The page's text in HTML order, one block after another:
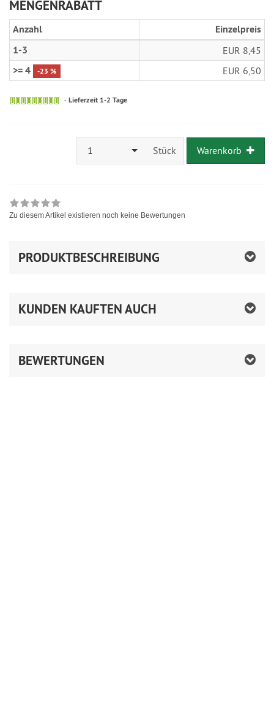
MENGENRABATT
Anzahl
Einzelpreis
1-3
EUR 8,45
>= 4 -23 % EUR 6,50
Lieferzeit 1-2 Tage
1 Stück Warenkorb
Zu diesem Artikel existieren noch keine Bewertungen
PRODUKTBESCHREIBUNG
KUNDEN KAUFTEN AUCH
BEWERTUNGEN